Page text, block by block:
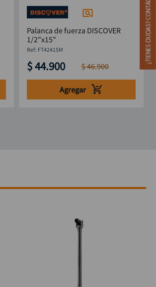
Palanca de fuerza DISCOVER
1/2"x15"
: FT42415M
$44.900 $46.900
Agregar